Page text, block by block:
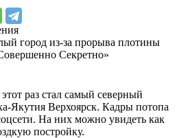
раз стал самый северный
Якутия Верхоярск. Кадры потопа
На них можно увидеть как
постройку.